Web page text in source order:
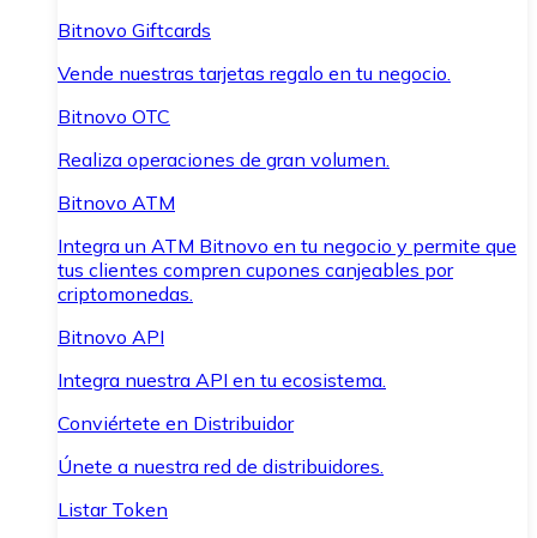
Bitnovo Giftcards
Vende nuestras tarjetas regalo en tu negocio.
Bitnovo OTC
Realiza operaciones de gran volumen.
Bitnovo ATM
Integra un ATM Bitnovo en tu negocio y permite que
tus clientes compren cupones canjeables por
criptomonedas.
Bitnovo API
Integra nuestra API en tu ecosistema.
Conviértete en Distribuidor
Únete a nuestra red de distribuidores.
Listar Token